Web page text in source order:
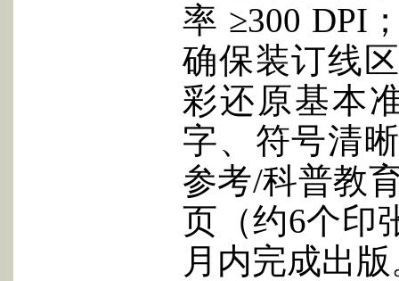
率 ≥300 DPI
确保装订线
彩还原基本
字、符号清
参考/科普教
页（约6个印
月内完成出